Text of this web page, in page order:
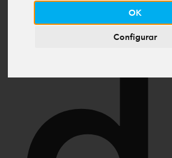
OK
Configurar